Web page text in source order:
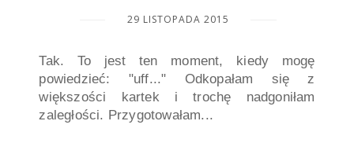
29 LISTOPADA 2015
Tak. To jest ten moment, kiedy mogę
powiedzieć: "uff..." Odkopałam się z
większości kartek i trochę nadgoniłam
zaległości. Przygotowałam...